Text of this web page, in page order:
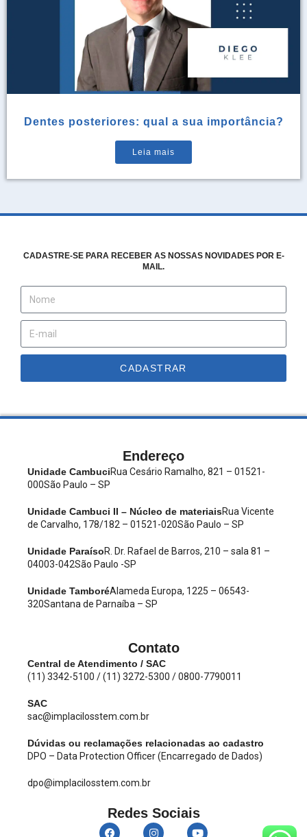
Dentes posteriores: qual a sua importância?
Leia mais
CADASTRE-SE PARA RECEBER AS NOSSAS NOVIDADES POR E-
MAIL.
CADASTRAR
Endereço
Unidade CambuciRua Cesário Ramalho, 821 – 01521-
000São Paulo – SP
Unidade Cambuci II – Núcleo de materiaisRua Vicente
de Carvalho, 178/182 – 01521-020São Paulo – SP
Unidade ParaísoR. Dr. Rafael de Barros, 210 – sala 81 –
04003-042São Paulo -SP
Unidade TamboréAlameda Europa, 1225 – 06543-
320Santana de Parnaíba – SP
Contato
Central de Atendimento / SAC
(11) 3342-5100 / (11) 3272-5300 / 0800-7790011
SAC
sac@implacilosstem.com.br
Dúvidas ou reclamações relacionadas ao cadastro
DPO – Data Protection Officer (Encarregado de Dados)
dpo@implacilosstem.com.br
Redes Sociais